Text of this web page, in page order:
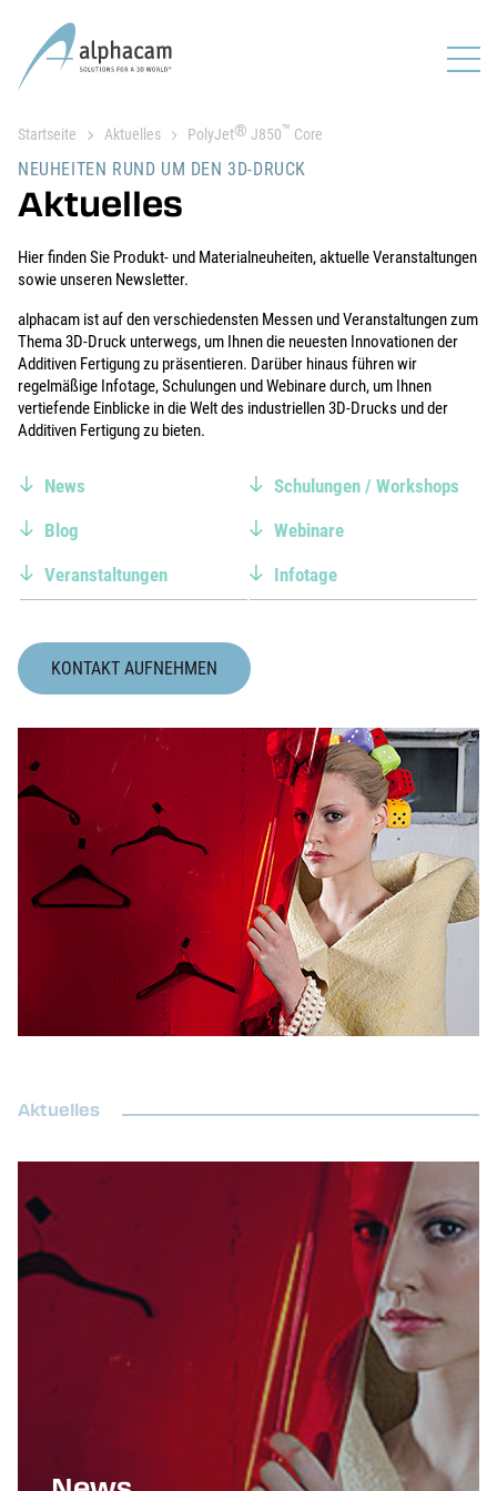
Startseite Aktuelles PolyJet® J850™ Core
NEUHEITEN RUND UM DEN 3D-DRUCK
Aktuelles
Hier finden Sie Produkt- und Materialneuheiten, aktuelle Veranstaltungen
sowie unseren Newsletter.
alphacam ist auf den verschiedensten Messen und Veranstaltungen zum
Thema 3D-Druck unterwegs, um Ihnen die neuesten Innovationen der
Additiven Fertigung zu präsentieren. Darüber hinaus führen wir
regelmäßige Infotage, Schulungen und Webinare durch, um Ihnen
vertiefende Einblicke in die Welt des industriellen 3D-Drucks und der
Additiven Fertigung zu bieten.
News
Blog
Veranstaltungen
Schulungen / Workshops
Webinare
Infotage
KONTAKT AUFNEHMEN
Aktuelles